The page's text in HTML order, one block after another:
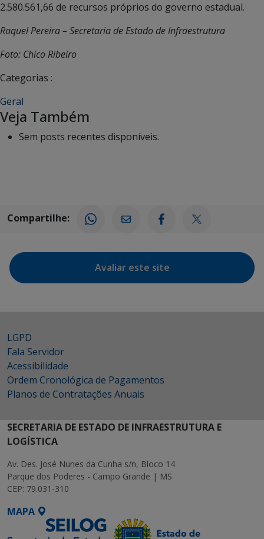
2.580.561,66 de recursos próprios do governo estadual.
Raquel Pereira – Secretaria de Estado de Infraestrutura
Foto: Chico Ribeiro
Categorias :
Geral
Veja Também
Sem posts recentes disponíveis.
Compartilhe:
Avaliar este site
LGPD
Fala Servidor
Acessibilidade
Ordem Cronológica de Pagamentos
Planos de Contratações Anuais
SECRETARIA DE ESTADO DE INFRAESTRUTURA E
LOGÍSTICA
Av. Des. José Nunes da Cunha s/n, Bloco 14
Parque dos Poderes - Campo Grande | MS
CEP: 79.031-310
MAPA